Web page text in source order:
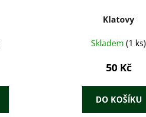
Klatovy
Skladem(1 ks)
50 Kč
DO KOŠÍKU